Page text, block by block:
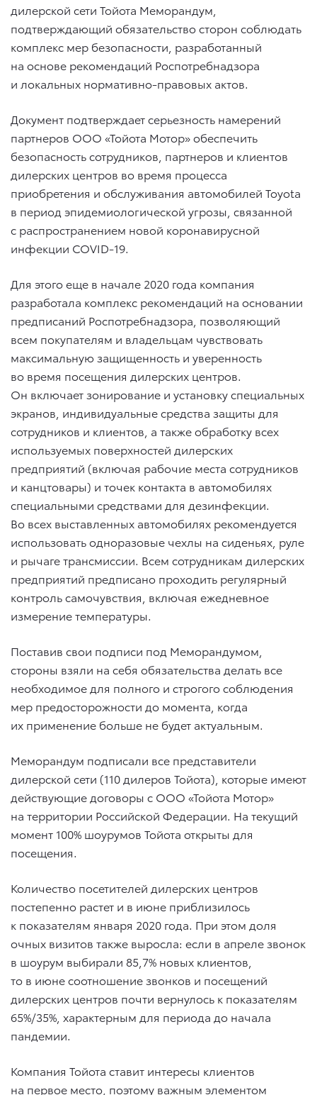
дилерской сети Тойота Меморандум,
подтверждающий обязательство сторон соблюдать
комплекс мер безопасности, разработанный
на основе рекомендаций Роспотребнадзора
и локальных нормативно-правовых актов.
Документ подтверждает серьезность намерений
партнеров ООО «Тойота Мотор» обеспечить
безопасность сотрудников, партнеров и клиентов
дилерских центров во время процесса
приобретения и обслуживания автомобилей Toyota
в период эпидемиологической угрозы, связанной
с распространением новой коронавирусной
инфекции COVID-19.
Для этого еще в начале 2020 года компания
разработала комплекс рекомендаций на основании
предписаний Роспотребнадзора, позволяющий
всем покупателям и владельцам чувствовать
максимальную защищенность и уверенность
во время посещения дилерских центров.
Он включает зонирование и установку специальных
экранов, индивидуальные средства защиты для
сотрудников и клиентов, а также обработку всех
используемых поверхностей дилерских
предприятий (включая рабочие места сотрудников
и канцтовары) и точек контакта в автомобилях
специальными средствами для дезинфекции.
Во всех выставленных автомобилях рекомендуется
использовать одноразовые чехлы на сиденьях, руле
и рычаге трансмиссии. Всем сотрудникам дилерских
предприятий предписано проходить регулярный
контроль самочувствия, включая ежедневное
измерение температуры.
Поставив свои подписи под Меморандумом,
стороны взяли на себя обязательства делать все
необходимое для полного и строгого соблюдения
мер предосторожности до момента, когда
их применение больше не будет актуальным.
Меморандум подписали все представители
дилерской сети (110 дилеров Тойота), которые имеют
действующие договоры с ООО «Тойота Мотор»
на территории Российской Федерации. На текущий
момент 100% шоурумов Тойота открыты для
посещения.
Количество посетителей дилерских центров
постепенно растет и в июне приблизилось
к показателям января 2020 года. При этом доля
очных визитов также выросла: если в апреле звонок
в шоурум выбирали 85,7% новых клиентов,
то в июне соотношение звонков и посещений
дилерских центров почти вернулось к показателям
65%/35%, характерным для периода до начала
пандемии.
Компания Тойота ставит интересы клиентов
на первое место, поэтому важным элементом